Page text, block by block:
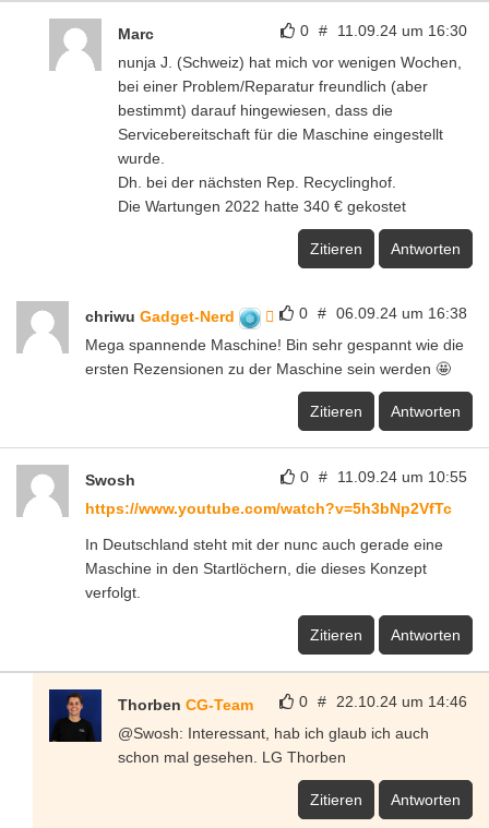
0 # 11.09.24 um 16:30
Marc
nunja J. (Schweiz) hat mich vor wenigen Wochen,
bei einer Problem/Reparatur freundlich (aber
bestimmt) darauf hingewiesen, dass die
Servicebereitschaft für die Maschine eingestellt
wurde.
Dh. bei der nächsten Rep. Recyclinghof.
Die Wartungen 2022 hatte 340 € gekostet
Zitieren Antworten
0 # 06.09.24 um 16:38
chriwu Gadget-Nerd
Mega spannende Maschine! Bin sehr gespannt wie die
ersten Rezensionen zu der Maschine sein werden 🤩
Zitieren Antworten
0 # 11.09.24 um 10:55
Swosh
https://www.youtube.com/watch?v=5h3bNp2VfTc
In Deutschland steht mit der nunc auch gerade eine
Maschine in den Startlöchern, die dieses Konzept
verfolgt.
Zitieren Antworten
0 # 22.10.24 um 14:46
Thorben CG-Team
@Swosh: Interessant, hab ich glaub ich auch
schon mal gesehen. LG Thorben
Zitieren Antworten